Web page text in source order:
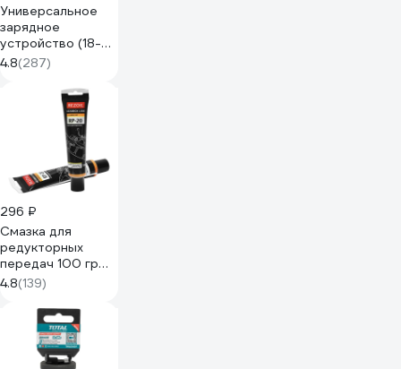
Универсальное
зарядное
устройство (18-54
В) DEWALT DCB118
4.8(287)
296 ₽
Смазка для
редукторных
передач 100 гр
REZOIL
03.008.00013
4.8(139)